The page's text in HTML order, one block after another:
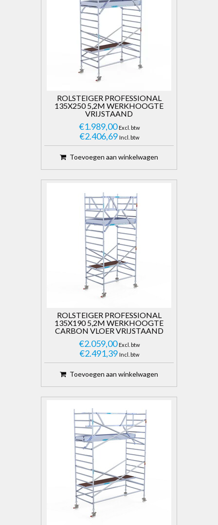
ROLSTEIGER PROFESSIONAL
135X250 5,2M WERKHOOGTE
VRIJSTAAND
€1.989,00 Excl. btw
€2.406,69 Incl. btw
Toevoegen aan winkelwagen
ROLSTEIGER PROFESSIONAL
135X190 5,2M WERKHOOGTE
CARBON VLOER VRIJSTAAND
€2.059,00 Excl. btw
€2.491,39 Incl. btw
Toevoegen aan winkelwagen